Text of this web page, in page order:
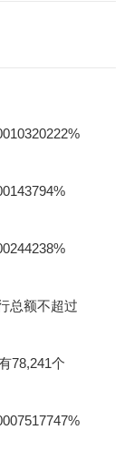
总额不超过
78,241个